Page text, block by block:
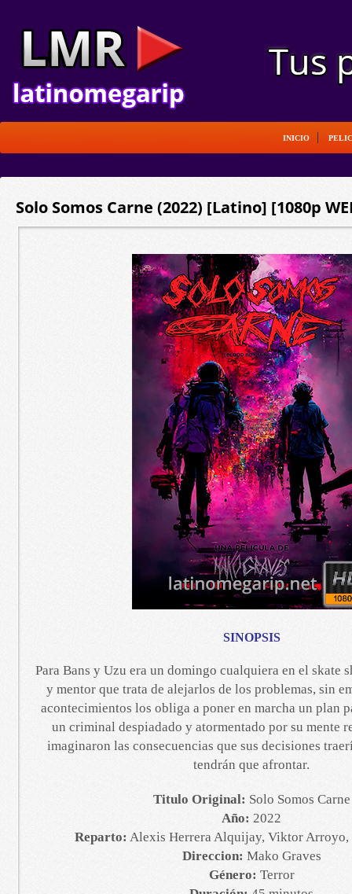
INICIO
Solo Somos Carne (2022) [Latino] [1080p
SINOPSIS
Para Bans y Uzu era un domingo cualquiera en el skate
y mentor que trata de alejarlos de los problemas, sin
acontecimientos los obliga a poner en marcha un plan
un criminal despiadado y atormentado por su mente
imaginaron las consecuencias que sus decisiones
tendrán que afrontar.
Titulo Original: Solo Somos Carne
Año: 2022
Reparto: Alexis Herrera Alquijay, Viktor Arroyo,
Direccion: Mako Graves
Género: Terror